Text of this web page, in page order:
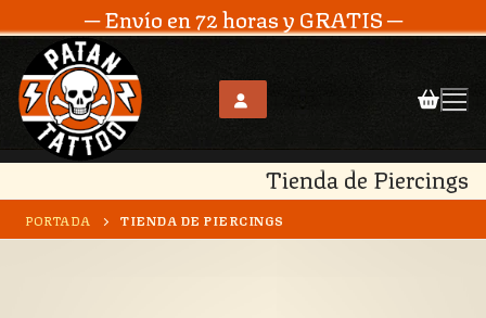
al
contenido
─ Envío en 72 horas y GRATIS ─
Tienda de Piercings
PORTADA TIENDA DE PIERCINGS